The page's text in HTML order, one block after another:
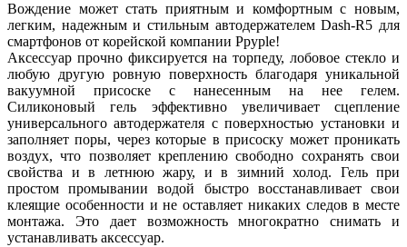
Вождение может стать приятным и комфортным с новым,
легким, надежным и стильным автодержателем Dash-R5 для
смартфонов от корейской компании Ppyple!
Аксессуар прочно фиксируется на торпеду, лобовое стекло и
любую другую ровную поверхность благодаря уникальной
вакуумной присоске с нанесенным на нее гелем.
Силиконовый гель эффективно увеличивает сцепление
универсального автодержателя с поверхностью установки и
заполняет поры, через которые в присоску может проникать
воздух, что позволяет креплению свободно сохранять свои
свойства и в летнюю жару, и в зимний холод. Гель при
простом промывании водой быстро восстанавливает свои
клеящие особенности и не оставляет никаких следов в месте
монтажа. Это дает возможность многократно снимать и
устанавливать аксессуар.